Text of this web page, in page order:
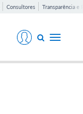
Consultores Transparência e
Toggle